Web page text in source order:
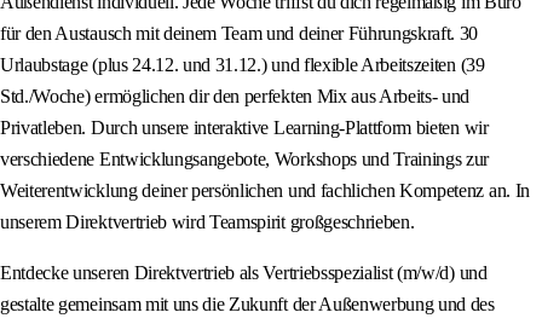
für den Austausch mit deinem Team und deiner Führungskraft. 30
Urlaubstage (plus 24.12. und 31.12.) und flexible Arbeitszeiten (39
Std./Woche) ermöglichen dir den perfekten Mix aus Arbeits- und
Privatleben. Durch unsere interaktive Learning‑Plattform bieten wir
verschiedene Entwicklungsangebote, Workshops und Trainings zur
Weiterentwicklung deiner persönlichen und fachlichen Kompetenz an. In
unserem Direktvertrieb wird Teamspirit großgeschrieben.
Entdecke unseren Direktvertrieb als Vertriebsspezialist (m/w/d) und
gestalte gemeinsam mit uns die Zukunft der Außenwerbung und des